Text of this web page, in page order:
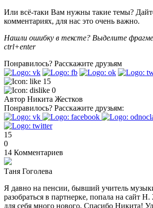
Или всё-таки Вам нужны такие темы?
комментариях, для нас это очень важно.
Нашли ошибку в тексте? Выделите
ctrl+enter
Понравилось? Расскажите друзьям
15
0
Автор Никита Жестков
Понравилось? Расскажите друзьям:
15
0
14 Комментариев
Таня Гоголева
Я давно на пенсии, бывший учитель
разобраться в партнерке, попала на сайт Н.
для себя много нового. Спасибо Никита!